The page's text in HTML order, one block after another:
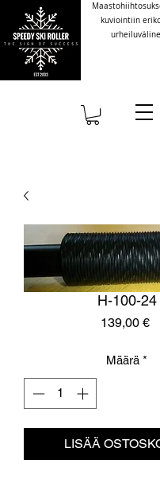
kuviointiin
H-100-24
139,00 €
Määrä *
LISÄÄ